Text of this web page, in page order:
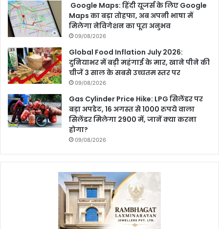
Google Maps: हिंदी यूजर्स के लिए Google
Maps का बड़ा तोहफा, अब अपनी भाषा में
मिलेगा नेविगेशन का पूरा अनुभव
09/08/2026
Global Food Inflation July 2026:
दुनियाभर में बड़ी महंगाई के मार, खाने पीने की
चीजें 3 साल के सबसे उच्चतम स्तर पर
09/08/2026
Gas Cylinder Price Hike: LPG सिलेंडर पर
बड़ा अपडेट, 16 अगस्त से 1000 रुपये वाला
सिलेंडर मिलेगा 2900 में, जानें क्या करना
होगा?
09/08/2026